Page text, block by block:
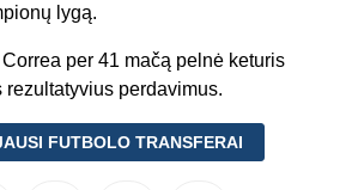
lygą.
per 41 mačą pelnė keturis
rezultatyvius perdavimus.
FUTBOLO TRANSFERAI